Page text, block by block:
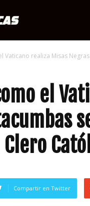
Proféticas
Vaticano realiza Misas
el
Compartir en Twitter